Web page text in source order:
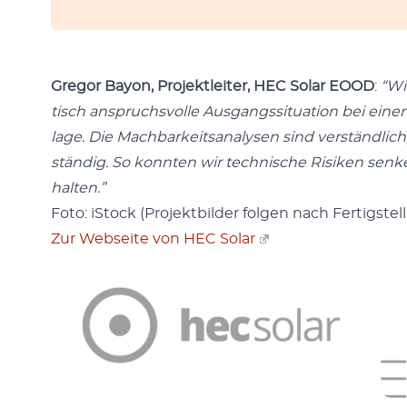
Gre­gor Bay­on, Pro­jek­tleit­er, HEC Solar EOOD:
tisch anspruchsvolle Aus­gangssi­t­u­a­tion bei
lage. Die Mach­barkeit­s­analy­sen sind
ständig. So kon­nten wir tech­nis­che Risiken
hal­ten.”
Foto: iStock (Pro­jek­t­bilder fol­gen nach
Zur Web­seite von HEC Solar